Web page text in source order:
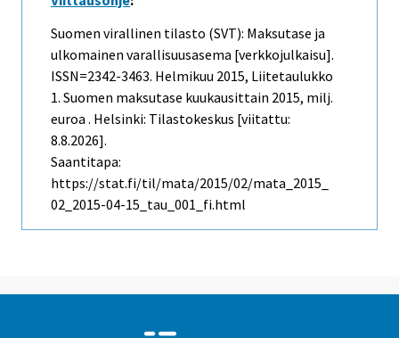
Suomen virallinen tilasto (SVT): Maksutase ja
ulkomainen varallisuusasema [verkkojulkaisu].
ISSN=2342-3463. Helmikuu 2015, Liitetaulukko
1. Suomen maksutase kuukausittain 2015, milj.
euroa . Helsinki: Tilastokeskus [viitattu:
8.8.2026].
Saantitapa:
https://stat.fi/til/mata/2015/02/mata_2015_
02_2015-04-15_tau_001_fi.html